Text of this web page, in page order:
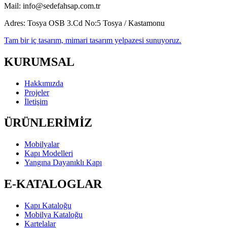
Mail: info@sedefahsap.com.tr
Adres: Tosya OSB 3.Cd No:5 Tosya / Kastamonu
Tam bir iç tasarım, mimari tasarım yelpazesi sunuyoruz.
KURUMSAL
Hakkımızda
Projeler
İletişim
ÜRÜNLERİMİZ
Mobilyalar
Kapı Modelleri
Yangına Dayanıklı Kapı
E-KATALOGLAR
Kapı Kataloğu
Mobilya Kataloğu
Kartelalar